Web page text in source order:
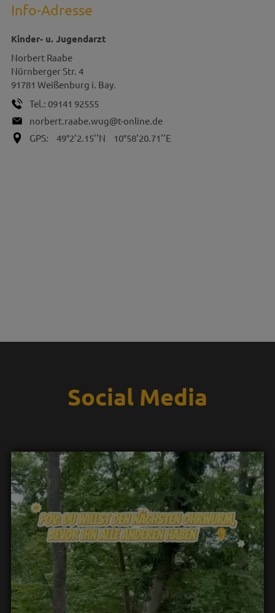
Info-Adresse
Kinder- u. Jugendarzt
Norbert Raabe
Nürnberger Str. 4
91781 Weißenburg i. Bay.
Tel.: 09141 92555
norbert.raabe.wug@t-online.de
GPS:
49°2'2.15''N 10°58'20.71''E
Social Media